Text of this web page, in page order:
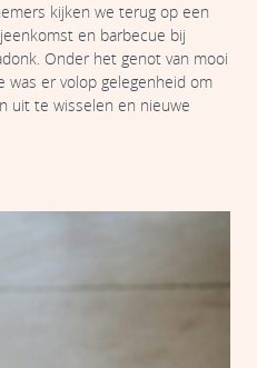
kijken we terug op een
en barbecue bij
Onder het genot van mooi
was er volop gelegenheid om
uit te wisselen en nieuwe